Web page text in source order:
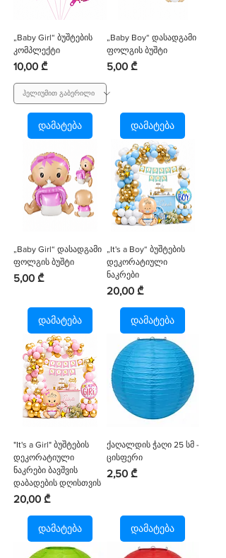
„Baby Girl“ ბუშტების
კომპლექტი
Price
10,00 ₾
დამატება
„Baby Boy“ დასადგამი
ფოლგის ბუშტი
Price
5,00 ₾
დამატება
„Baby Girl“ დასადგამი
ფოლგის ბუშტი
Price
5,00 ₾
დამატება
„It's a Boy“ ბუშტების
დეკორატიული
ნაკრები
Price
20,00 ₾
დამატება
"It's a Girl" ბუშტების
დეკორატიული
ნაკრები ბავშვის
დაბადების დღისთვის
Price
20,00 ₾
დამატება
ქაღალდის ჭაღი 25 სმ -
ცისფერი
Price
2,50 ₾
დამატება